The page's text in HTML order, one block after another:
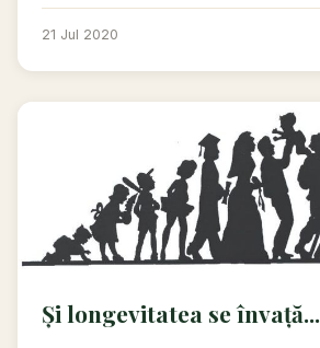
21 Jul 2020
Și longevitatea se învață...